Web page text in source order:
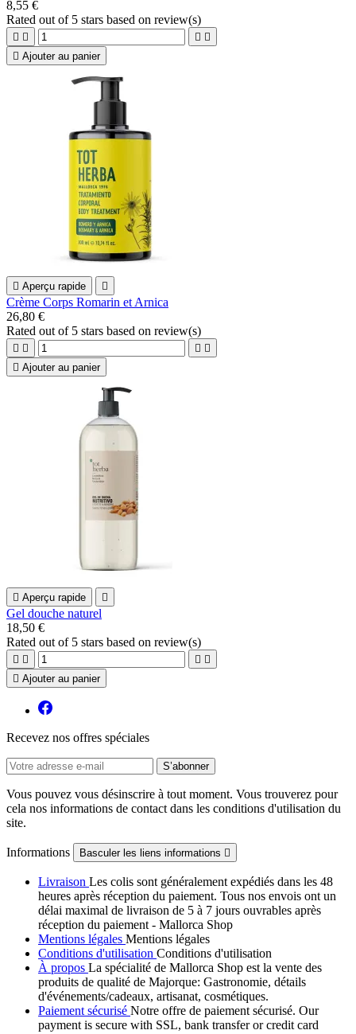
8,55 €
Rated out of 5 stars based on review(s)
   
 Ajouter au panier
 Aperçu rapide 
Crème Corps Romarin et Arnica
26,80 €
Rated out of 5 stars based on review(s)
   
 Ajouter au panier
 Aperçu rapide 
Gel douche naturel
18,50 €
Rated out of 5 stars based on review(s)
   
 Ajouter au panier
Recevez nos offres spéciales
Vous pouvez vous désinscrire à tout moment. Vous trouverez pour
cela nos informations de contact dans les conditions d'utilisation du
site.
Informations Basculer les liens informations 
Livraison Les colis sont généralement expédiés dans les 48
heures après réception du paiement. Tous nos envois ont un
délai maximal de livraison de 5 à 7 jours ouvrables après
réception du paiement - Mallorca Shop
Mentions légales Mentions légales
Conditions d'utilisation Conditions d'utilisation
À propos La spécialité de Mallorca Shop est la vente des
produits de qualité de Majorque: Gastronomie, détails
d'événements/cadeaux, artisanat, cosmétiques.
Paiement sécurisé Notre offre de paiement sécurisé. Our
payment is secure with SSL, bank transfer or credit card